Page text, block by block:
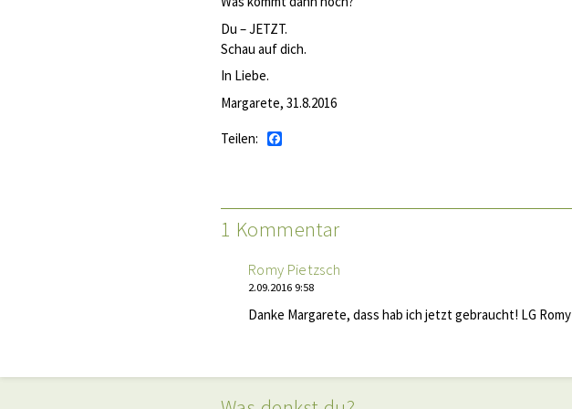
Du – JETZT.
Schau auf dich.
In Liebe.
Margarete, 31.8.2016
Teilen:
1 Kommentar
Romy Pietzsch
2.09.2016 9:58
Danke Margarete, dass hab ich jetzt gebraucht! LG Romy